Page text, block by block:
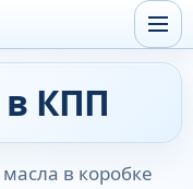
в КПП
в коробке